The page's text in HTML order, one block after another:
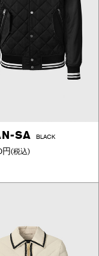
SA BLACK
(税込)